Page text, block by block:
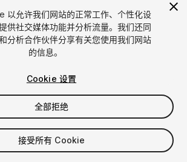
通过Unity出售资源
出售资源
资源上传指南
资源商店工具
常见问题
以允许我们网站的正常工作、个性化设
供社交媒体功能并分析流量。我们还同
分析合作伙伴分享有关您使用我们网站
的信息。
Cookie 设置
全部拒绝
接受所有 Cookie